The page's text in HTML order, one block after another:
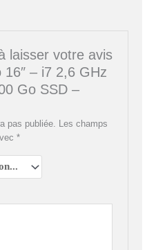
laisser votre avis
16″ – i7 2,6 GHz
Go SSD –
pas publiée.
Les champs
*